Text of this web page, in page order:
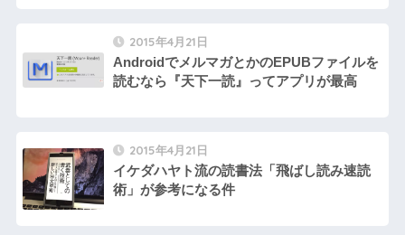
2015年4月21日
AndroidでメルマガとかのEPUBファイルを
読むなら『天下一読』ってアプリが最高
2015年4月21日
イケダハヤト流の読書法「飛ばし読み速読
術」が参考になる件